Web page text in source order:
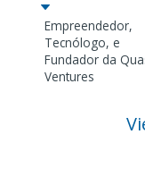
Empreendedor,
Tecnólogo, e
Fundador da
Ventures